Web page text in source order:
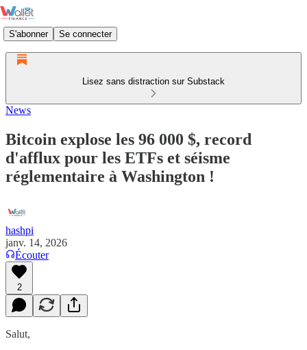
S'abonner Se connecter
Lisez sans distraction sur Substack
News
Bitcoin explose les 96 000 $, record
d'afflux pour les ETFs et séisme
réglementaire à Washington !
hashpi
janv. 14, 2026
Écouter
2
Salut,